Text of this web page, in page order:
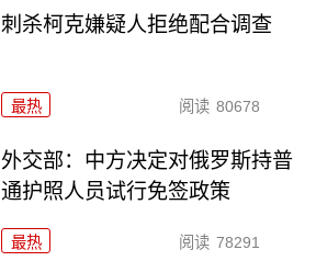
刺杀柯克嫌疑人拒绝配合调查
最热 阅读 80678
外交部：中方决定对俄罗斯持普
通护照人员试行免签政策
最热 阅读 78291